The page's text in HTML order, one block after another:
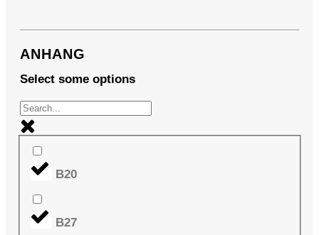
ANHANG
Select some options
B20
B27